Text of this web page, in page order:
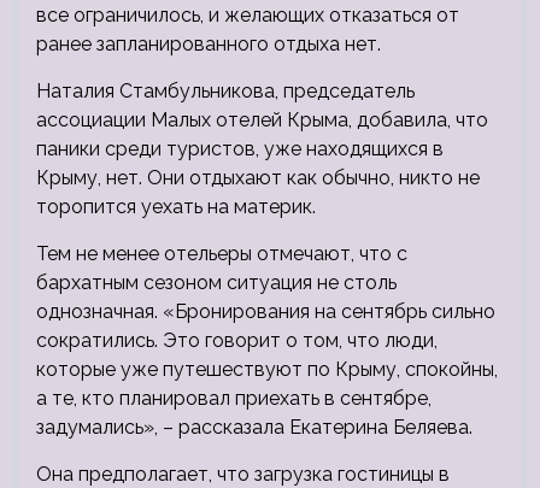
все ограничилось, и желающих отказаться от
ранее запланированного отдыха нет.
Наталия Стамбульникова, председатель
ассоциации Малых отелей Крыма, добавила, что
паники среди туристов, уже находящихся в
Крыму, нет. Они отдыхают как обычно, никто не
торопится уехать на материк.
Тем не менее отельеры отмечают, что с
бархатным сезоном ситуация не столь
однозначная. «Бронирования на сентябрь сильно
сократились. Это говорит о том, что люди,
которые уже путешествуют по Крыму, спокойны,
а те, кто планировал приехать в сентябре,
задумались», – рассказала Екатерина Беляева.
Она предполагает, что загрузка гостиницы в